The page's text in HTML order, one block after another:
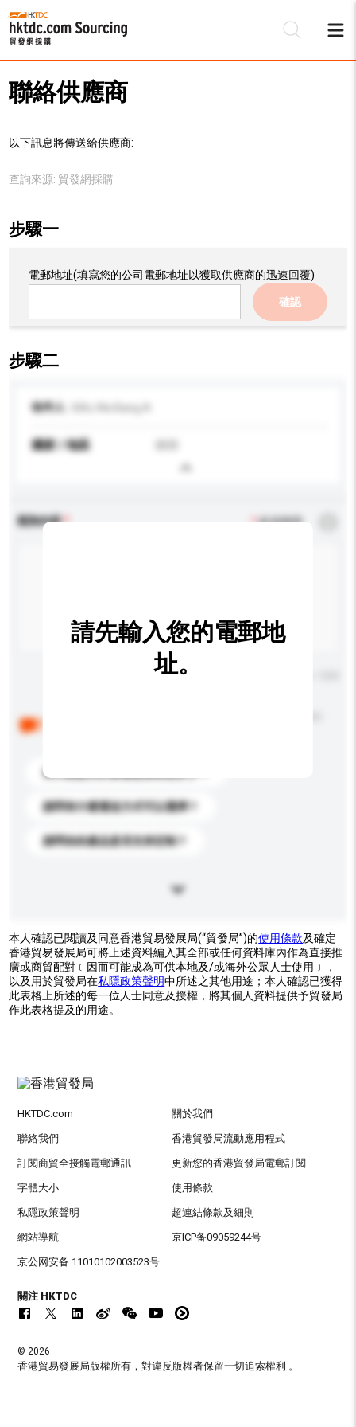
聯絡供應商
以下訊息將傳送給供應商:
查詢來源: 貿發網採購
步驟一
電郵地址(填寫您的公司電郵地址以獲取供應商的迅速回覆)
確認
步驟二
收件人
國家 / 地區
查詢內容 *必須填寫
你們能提供的最優惠價格是多少？
請問有什麼運送方式可以選擇？
請問你的產品是否支持定制？
請先輸入您的電郵地
址。
本人確認已閱讀及同意香港貿易發展局(“貿發局”)的使用條款及確定
香港貿易發展局可將上述資料編入其全部或任何資料庫內作為直接推
廣或商貿配對﹝因而可能成為可供本地及/或海外公眾人士使用﹞，
以及用於貿發局在私隱政策聲明中所述之其他用途；本人確認已獲得
此表格上所述的每一位人士同意及授權，將其個人資料提供予貿發局
作此表格提及的用途。
HKTDC.com 關於我們
聯絡我們 香港貿發局流動應用程式
訂閱商貿全接觸電郵通訊 更新您的香港貿發局電郵訂閱
字體大小 使用條款
私隱政策聲明 超連結條款及細則
網站導航 京ICP备09059244号
京公网安备 11010102003523号
關注 HKTDC
© 2026
香港貿易發展局版權所有，對違反版權者保留一切追索權利 。